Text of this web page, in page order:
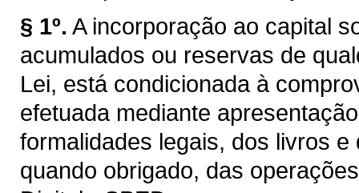
§ 1º. A incorporação ao capital
acumulados ou reservas de
Lei, está condicionada à
efetuada mediante
formalidades legais, dos livros
quando obrigado, das